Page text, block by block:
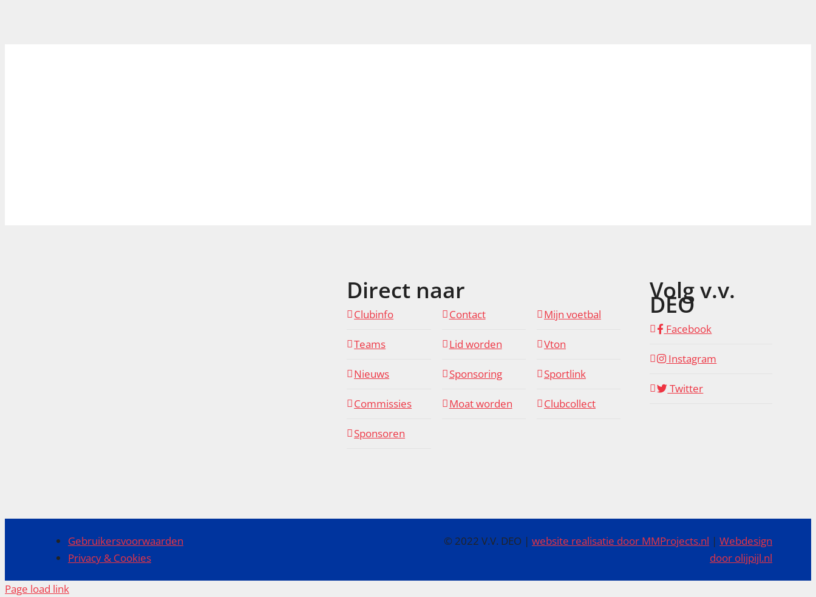
Direct naar
Clubinfo
Teams
Nieuws
Commissies
Sponsoren
Contact
Lid worden
Sponsoring
Moat worden
Mijn voetbal
Vton
Sportlink
Clubcollect
Volg v.v.
DEO
Facebook
Instagram
Twitter
Gebruikersvoorwaarden
Privacy & Cookies
© 2022 V.V. DEO |website realisatie door MMProjects.nl |Webdesign
door olijpijl.nl
Page load link